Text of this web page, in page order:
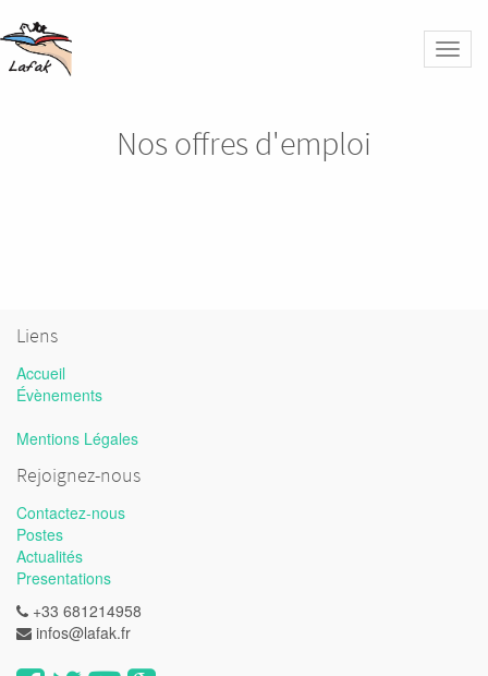
la
Nos offres d'emploi
Liens
Accueil
Évènements
Mentions Légales
Rejoignez-nous
Contactez-nous
Postes
Actualités
Presentations
+33 681214958
infos@lafak.fr